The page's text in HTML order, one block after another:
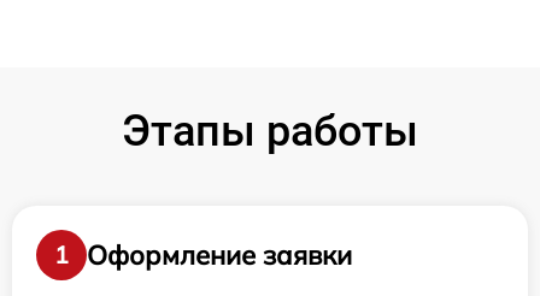
Этапы работы
1
Оформление заявки